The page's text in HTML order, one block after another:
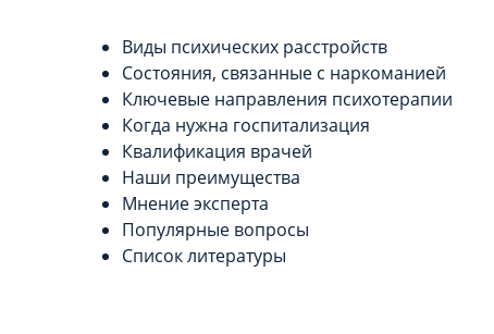
Виды психических расстройств
Состояния, связанные с наркоманией
Ключевые направления психотерапии
Когда нужна госпитализация
Квалификация врачей
Наши преимущества
Мнение эксперта
Популярные вопросы
Список литературы